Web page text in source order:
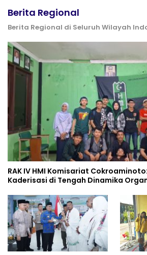
Berita Regional
Berita Regional di Seluruh Wilayah
RAK IV HMI Komisariat
Kaderisasi di Tengah Dinamika